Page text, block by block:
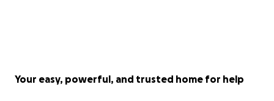
Your easy, powerful, and trusted home for help